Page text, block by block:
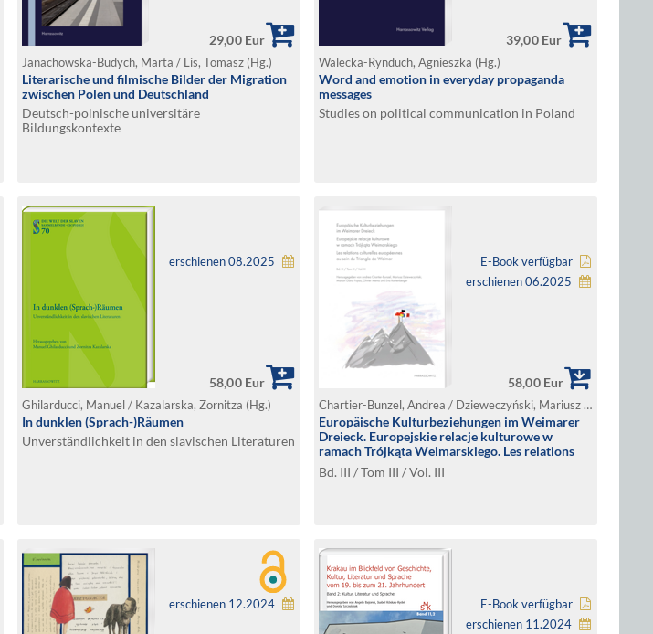
29,00 Eur
Janachowska-Budych, Marta / Lis, Tomasz (Hg.)
Literarische und filmische Bilder der Migration
zwischen Polen und Deutschland
Deutsch-polnische universitäre
Bildungskontexte
39,00 Eur
Walecka-Rynduch, Agnieszka (Hg.)
Word and emotion in everyday propaganda
messages
Studies on political communication in Poland
erschienen 08.2025
58,00 Eur
Ghilarducci, Manuel / Kazalarska, Zornitza (Hg.)
In dunklen (Sprach-)Räumen
Unverständlichkeit in den slavischen Literaturen
E-Book verfügbar
erschienen 06.2025
58,00 Eur
Chartier-Bunzel, Andrea / Dzieweczyński, Mariusz / Garot Puyau, Marion / Mentz, Olivier / Rothenberger, Eva (Hg.)
Europäische Kulturbeziehungen im Weimarer
Dreieck. Europejskie relacje kulturowe w
ramach Trójkąta Weimarskiego. Les relations
culturelles européennes au sein du Triangle de
Weimar
Bd. III / Tom III / Vol. III
erschienen 12.2024
E-Book verfügbar
erschienen 11.2024